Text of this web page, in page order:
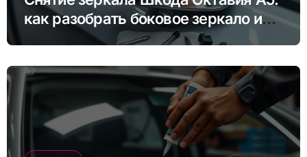
как разобрать боковое зеркало и
снять зеркальный элемент своими